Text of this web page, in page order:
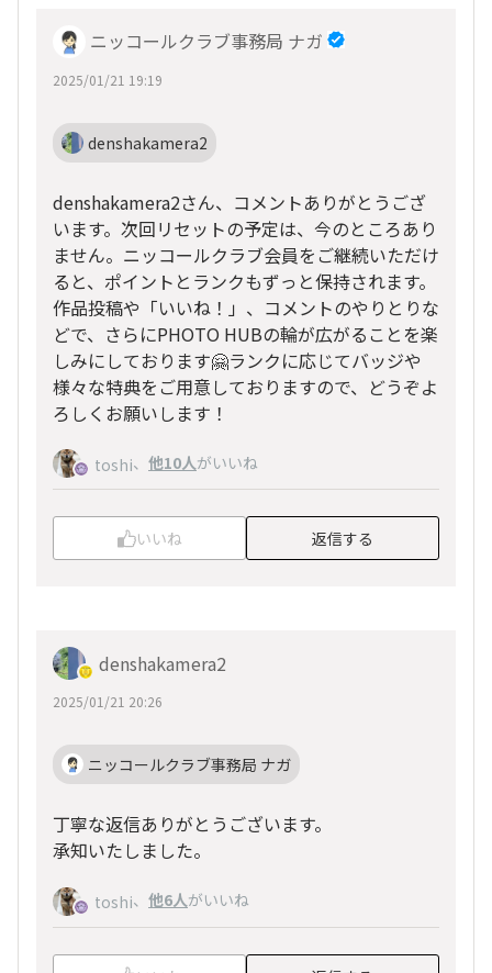
ニッコールクラブ事務局 ナガ
2025/01/21 19:19
denshakamera2
denshakamera2さん、コメントありがとうござ
います。次回リセットの予定は、今のところあり
ません。ニッコールクラブ会員をご継続いただけ
ると、ポイントとランクもずっと保持されます。
作品投稿や「いいね！」、コメントのやりとりな
どで、さらにPHOTO HUBの輪が広がることを楽
しみにしております🤗ランクに応じてバッジや
様々な特典をご用意しておりますので、どうぞよ
ろしくお願いします！
toshi、 他10人がいいね
いいね 返信する
denshakamera2
2025/01/21 20:26
ニッコールクラブ事務局 ナガ
丁寧な返信ありがとうございます。
承知いたしました。
toshi、 他6人がいいね